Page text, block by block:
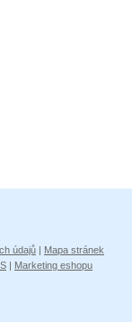
údajů | Mapa stránek
| Marketing eshopu